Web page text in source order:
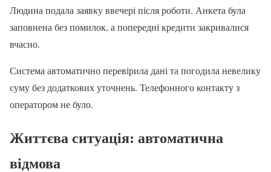
Людина подала заявку ввечері після роботи. Анкета була
заповнена без помилок, а попередні кредити закривалися
вчасно.
Система автоматично перевірила дані та погодила невелику
суму без додаткових уточнень. Телефонного контакту з
оператором не було.
Життєва ситуація: автоматична
відмова